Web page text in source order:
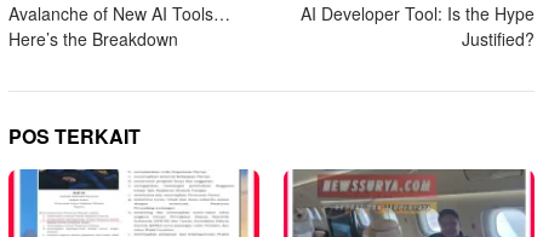
Avalanche of New AI Tools…
Here’s the Breakdown
AI Developer Tool: Is the Hype
Justified?
POS TERKAIT